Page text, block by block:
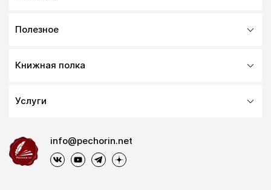
Полезное
Книжная полка
Услуги
info@pechorin.net